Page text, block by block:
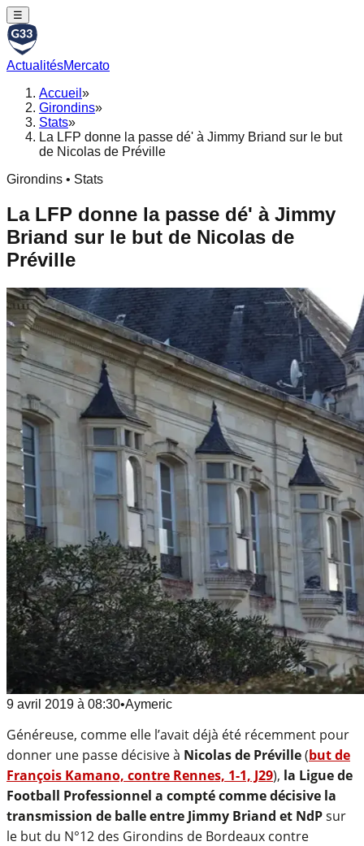
☰
ActualitésMercato
Accueil »
Girondins»
Stats»
La LFP donne la passe dé' à Jimmy Briand sur le but
de Nicolas de Préville
Girondins • Stats
La LFP donne la passe dé' à Jimmy
Briand sur le but de Nicolas de
Préville
9 avril 2019 à 08:30•Aymeric
Généreuse, comme elle l’avait déjà été récemment pour
donner une passe décisive à Nicolas de Préville(but de
François Kamano, contre Rennes, 1-1, J29), la Ligue de
Football Professionnel a compté comme décisive la
transmission de balle entre Jimmy Briand et NdPsur
le but du N°12 des Girondins de Bordeaux contre